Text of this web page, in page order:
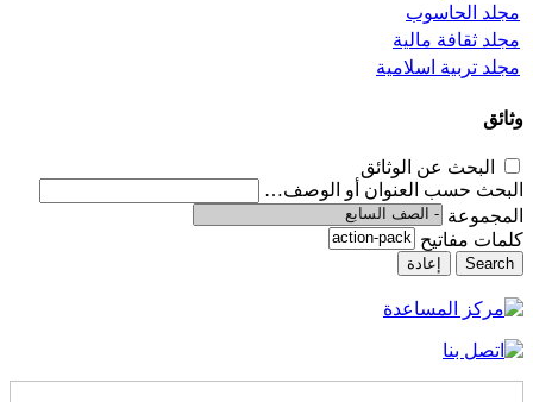
مجلد الحاسوب
مجلد ثقافة مالية
مجلد تربية اسلامية
وثائق
البحث عن الوثائق
البحث حسب العنوان أو الوصف…
المجموعة
كلمات مفاتيح
Search إعادة